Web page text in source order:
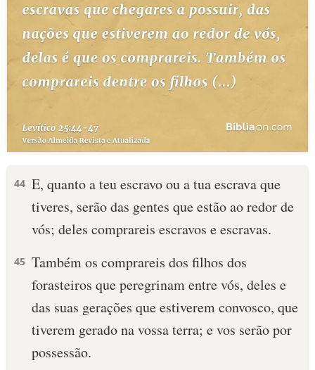
44 E, quanto a teu escravo ou a tua escrava que
tiveres, serão das gentes que estão ao redor de
vós; deles comprareis escravos e escravas.
45 Também os comprareis dos filhos dos
forasteiros que peregrinam entre vós, deles e
das suas gerações que estiverem convosco, que
tiverem gerado na vossa terra; e vos serão por
possessão.